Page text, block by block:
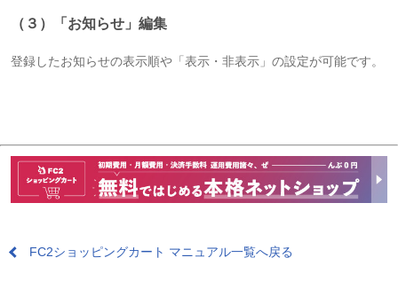
（３）「お知らせ」編集
登録したお知らせの表示順や「表示・非表示」の設定が可能です。
FC2ショッピングカート マニュアル一覧へ戻る